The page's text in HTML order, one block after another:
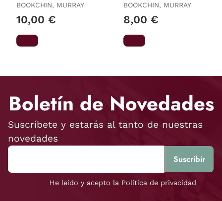
BOOKCHIN, MURRAY
10,00 €
BOOKCHIN, MURRAY
8,00 €
Boletín de Novedades
Suscríbete y estarás al tanto de nuestras
novedades
He leído y acepto la Política de privacidad